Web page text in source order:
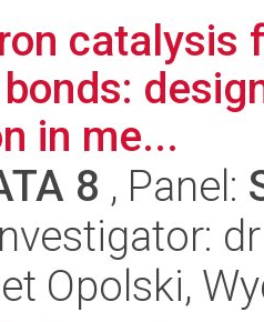
catalysis
in me...
8 , Panel:
Opolski,